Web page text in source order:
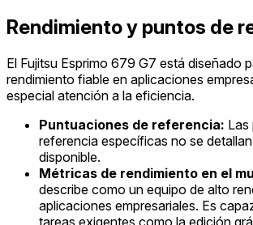
Rendimiento y puntos de
El Fujitsu Esprimo 679 G7 está diseñado
rendimiento fiable en aplicaciones
especial atención a la eficiencia.
Puntuaciones de referencia: Las
referencia específicas no se
disponible.
Métricas de rendimiento en el
describe como un equipo de alto
aplicaciones empresariales. Es
tareas exigentes como la edición